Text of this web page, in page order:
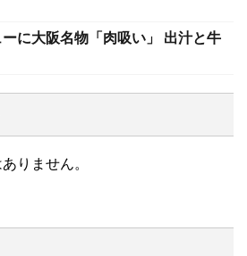
に大阪名物「肉吸い」 出汁と牛
りません。